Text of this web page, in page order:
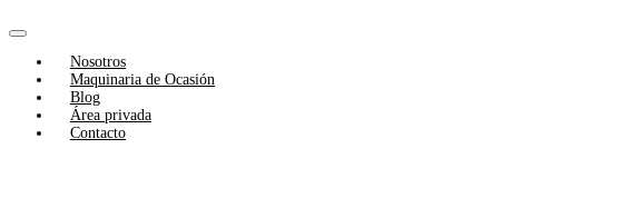
to
content
Navigation
Nosotros
Maquinaria de Ocasión
Blog
Área privada
Contacto